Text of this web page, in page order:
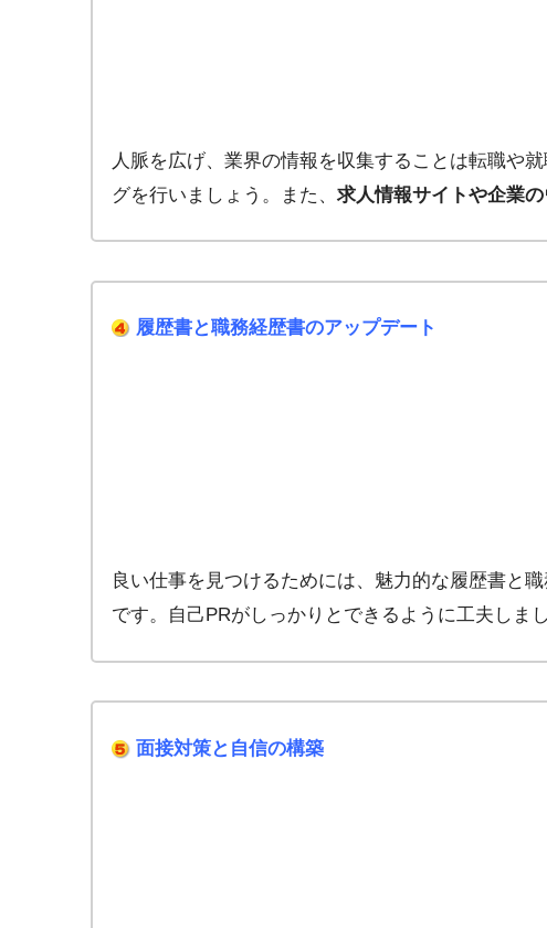
人脈を広げ、業界の情報を収集することは転職や
グを行いましょう。また、求人情報サイトや企業
履歴書と職務経歴書のアップデート
良い仕事を見つけるためには、魅力的な履歴書と
です。自己PRがしっかりとできるように工夫しまし
面接対策と自信の構築